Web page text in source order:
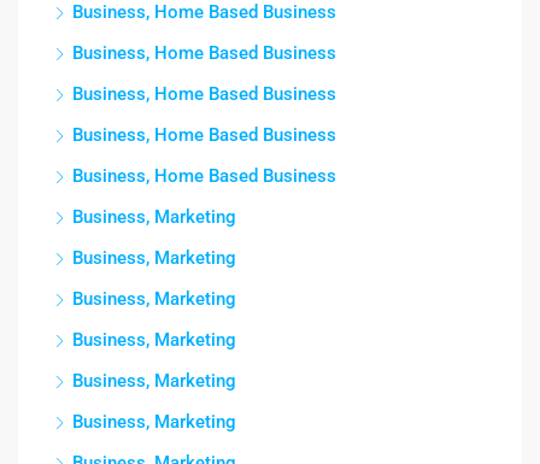
Business, Home Based Business
Business, Home Based Business
Business, Home Based Business
Business, Home Based Business
Business, Home Based Business
Business, Marketing
Business, Marketing
Business, Marketing
Business, Marketing
Business, Marketing
Business, Marketing